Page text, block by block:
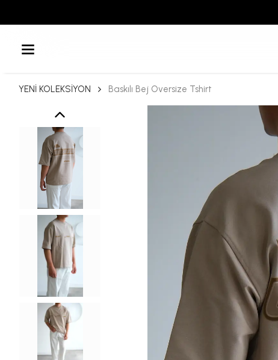
YENİ KOLEKSİYON Baskılı Bej Oversize Tshirt